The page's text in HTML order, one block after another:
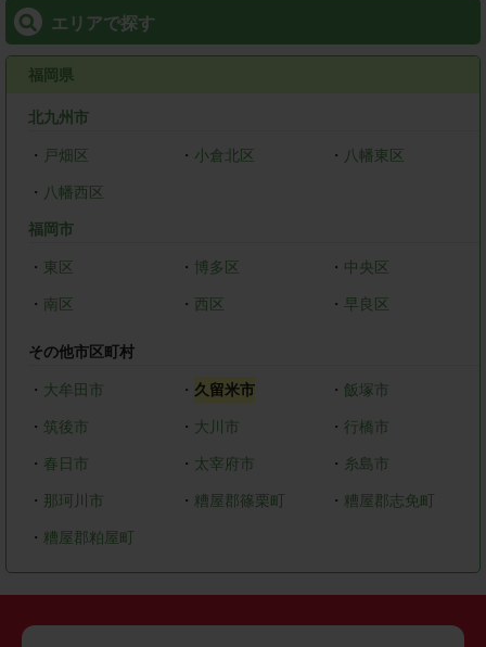
エリアで探す
福岡県
北九州市
・ 戸畑区 ・ 小倉北区 ・ 八幡東区
・ 八幡西区
福岡市
・ 東区 ・ 博多区 ・ 中央区
・ 南区 ・ 西区 ・早良区
その他市区町村
・ 大牟田市 ・ 久留米市 ・ 飯塚市
・ 筑後市 ・ 大川市 ・行橋市
・ 春日市 ・ 太宰府市 ・ 糸島市
・ 那珂川市 ・ 糟屋郡篠栗町 ・ 糟屋郡志免町
・ 糟屋郡粕屋町